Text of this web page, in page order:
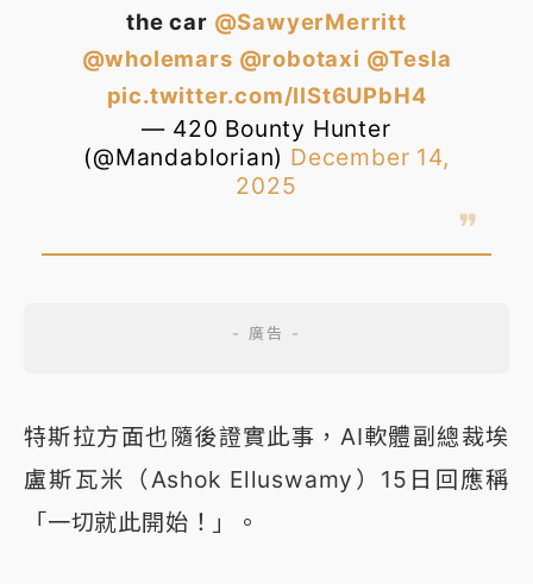
the car @SawyerMerritt
@wholemars @robotaxi @Tesla
pic.twitter.com/llSt6UPbH4
— 420 Bounty Hunter
(@Mandablorian) December 14,
2025
特斯拉方面也隨後證實此事，AI軟體副總裁埃
盧斯瓦米（Ashok Elluswamy）15日回應稱
「一切就此開始！」。